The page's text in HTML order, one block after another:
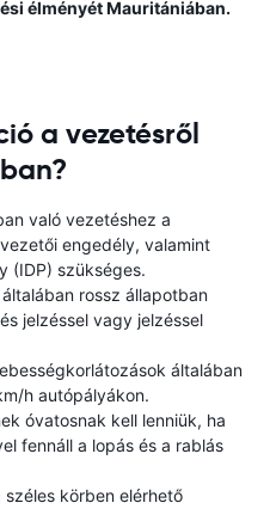
élményét Mauritániában.
a vezetésről
való vezetéshez a
engedély, valamint
(IDP) szükséges.
rossz állapotban
jelzéssel vagy jelzéssel
általában
h autópályákon.
óvatosnak kell lenniük, ha
fennáll a lopás és a rablás
körben elérhető